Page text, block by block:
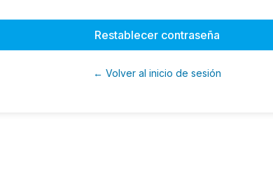
Restablecer contraseña
← Volver al inicio de sesión